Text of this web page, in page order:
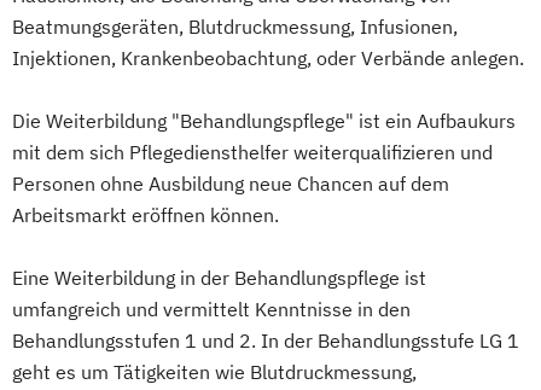
Beatmungsgeräten, Blutdruckmessung, Infusionen,
Injektionen, Krankenbeobachtung, oder Verbände anlegen.
Die Weiterbildung "Behandlungspflege" ist ein Aufbaukurs
mit dem sich Pflegediensthelfer weiterqualifizieren und
Personen ohne Ausbildung neue Chancen auf dem
Arbeitsmarkt eröffnen können.
Eine Weiterbildung in der Behandlungspflege ist
umfangreich und vermittelt Kenntnisse in den
Behandlungsstufen 1 und 2. In der Behandlungsstufe LG 1
geht es um Tätigkeiten wie Blutdruckmessung,